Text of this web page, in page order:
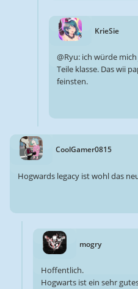
KrieSie
@Ryu: ich würde
Teile klasse. Das wii
feinsten.
CoolGamer0815
Hogwards legacy ist wohl das
mogry
Hoffentlich.
Hogwarts ist ein sehr